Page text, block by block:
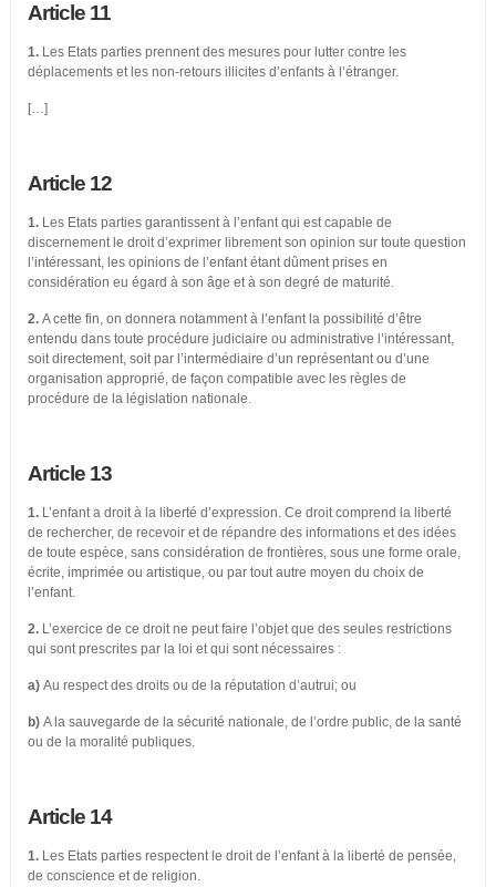
Article 11
1.Les Etats parties prennent des mesures pour lutter contre les
déplacements et les non-retours illicites d’enfants à l’étranger.
[…]
Article 12
1.Les Etats parties garantissent à l’enfant qui est capable de
discernement le droit d’exprimer librement son opinion sur toute question
l’intéressant, les opinions de l’enfant étant dûment prises en
considération eu égard à son âge et à son degré de maturité.
2.A cette fin, on donnera notamment à l’enfant la possibilité d’être
entendu dans toute procédure judiciaire ou administrative l’intéressant,
soit directement, soit par l’intermédiaire d’un représentant ou d’une
organisation approprié, de façon compatible avec les règles de
procédure de la législation nationale.
Article 13
1.L’enfant a droit à la liberté d’expression. Ce droit comprend la liberté
de rechercher, de recevoir et de répandre des informations et des idées
de toute espèce, sans considération de frontières, sous une forme orale,
écrite, imprimée ou artistique, ou par tout autre moyen du choix de
l’enfant.
2.L’exercice de ce droit ne peut faire l’objet que des seules restrictions
qui sont prescrites par la loi et qui sont nécessaires :
a)Au respect des droits ou de la réputation d’autrui; ou
b)A la sauvegarde de la sécurité nationale, de l’ordre public, de la santé
ou de la moralité publiques.
Article 14
1.Les Etats parties respectent le droit de l’enfant à la liberté de pensée,
de conscience et de religion.